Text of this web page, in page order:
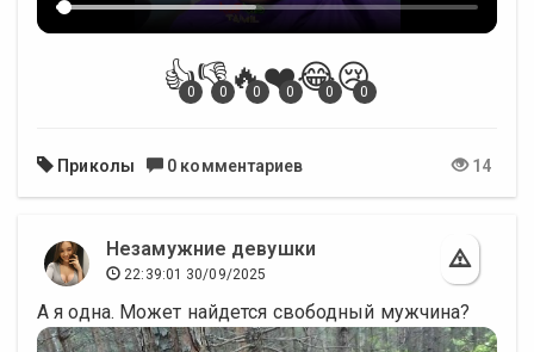
👍
0👎
0🔥
0❤️
0😂
0😢
0
Приколы 0 комментариев 14
Незамужние девушки
22:39:01 30/09/2025
А я одна. Может найдется свободный мужчина?